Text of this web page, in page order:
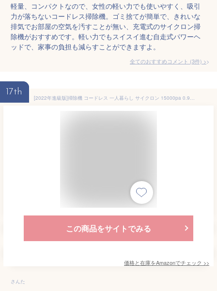
軽量、コンパクトなので、女性の軽い力でも使いやすく、吸引
力が落ちないコードレス掃除機。ゴミ捨てが簡単で、きれいな
排気でお部屋の空気を汚すことが無い、充電式のサイクロン掃
除機がおすすめです。軽い力でもスイスイ進む自走式パワーヘ
ッドで、家事の負担も減らすことができますよ。
全てのおすすめコメント (3件) >
17th
[2022年進級版]掃除機 コードレス 一人暮らし サイクロン 15000pa 0.9KG 45分稼働時間 静音軽量 ハンディークリーナ 充電式 強力吸引 スティッククリーナー 調整パイプ 掃除機サイクロン クリーナーコードレス
この商品をサイトでみる
価格と在庫をAmazonでチェック >>
さんた